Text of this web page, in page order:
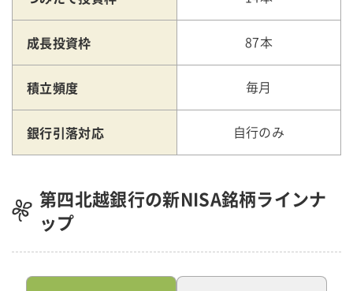
成長投資枠 87本
積立頻度 毎月
銀行引落対応 自行のみ
第四北越銀行の新NISA銘柄ラインナ
ップ